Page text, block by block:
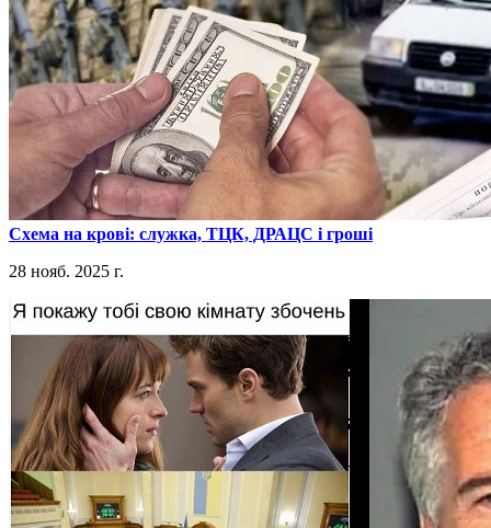
​Схема на крові: служка, ТЦК, ДРАЦС і гроші
28 нояб. 2025 г.